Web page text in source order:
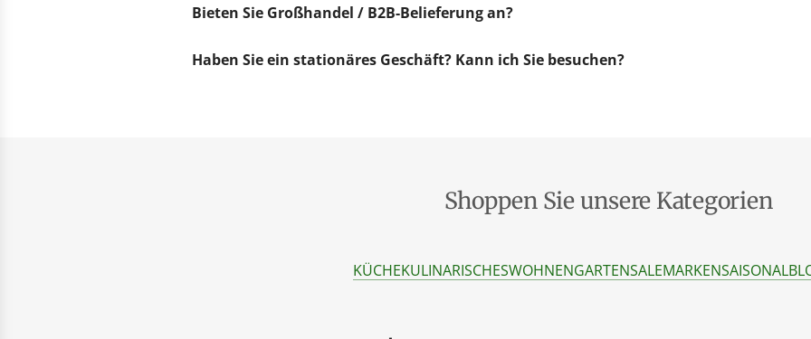
Bieten Sie Großhandel / B2B-Belieferung an?
Haben Sie ein stationäres Geschäft? Kann ich Sie besuchen?
Shoppen Sie unsere Kategorien
KÜCHEKULINARISCHESWOHNENGARTENSALEMARKENSAISONAL